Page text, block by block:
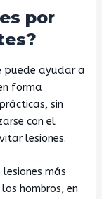
por
puede ayudar a
forma
sin
con el
lesiones.
más
hombros, en